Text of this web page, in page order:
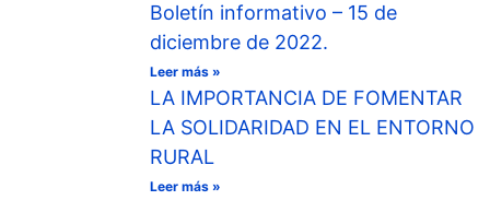
Boletín informativo – 15 de
diciembre de 2022.
Leer más »
LA IMPORTANCIA DE FOMENTAR
LA SOLIDARIDAD EN EL ENTORNO
RURAL
Leer más »